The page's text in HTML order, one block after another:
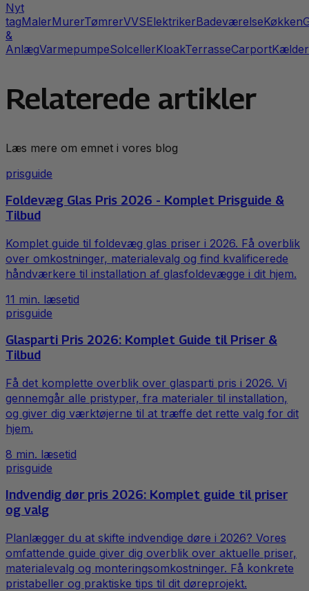
Nyt
tagMalerMurerTømrerVVSElektrikerBadeværelseKøkken
&
AnlægVarmepumpeSolcellerKloakTerrasseCarport
Relaterede artikler
Læs mere om emnet i vores blog
prisguide
Foldevæg Glas Pris 2026 - Komplet Prisguide &
Tilbud
Komplet guide til foldevæg glas priser i 2026. Få overblik
over omkostninger, materialevalg og find kvalificerede
håndværkere til installation af glasfoldevægge i dit hjem.
11 min. læsetid
prisguide
Glasparti Pris 2026: Komplet Guide til Priser &
Tilbud
Få det komplette overblik over glasparti pris i 2026. Vi
gennemgår alle pristyper, fra materialer til installation,
og giver dig værktøjerne til at træffe det rette valg for dit
hjem.
8 min. læsetid
prisguide
Indvendig dør pris 2026: Komplet guide til priser
og valg
Planlægger du at skifte indvendige døre i 2026? Vores
omfattende guide giver dig overblik over aktuelle priser,
materialevalg og monteringsomkostninger. Få konkrete
pristabeller og praktiske tips til dit døreprojekt.